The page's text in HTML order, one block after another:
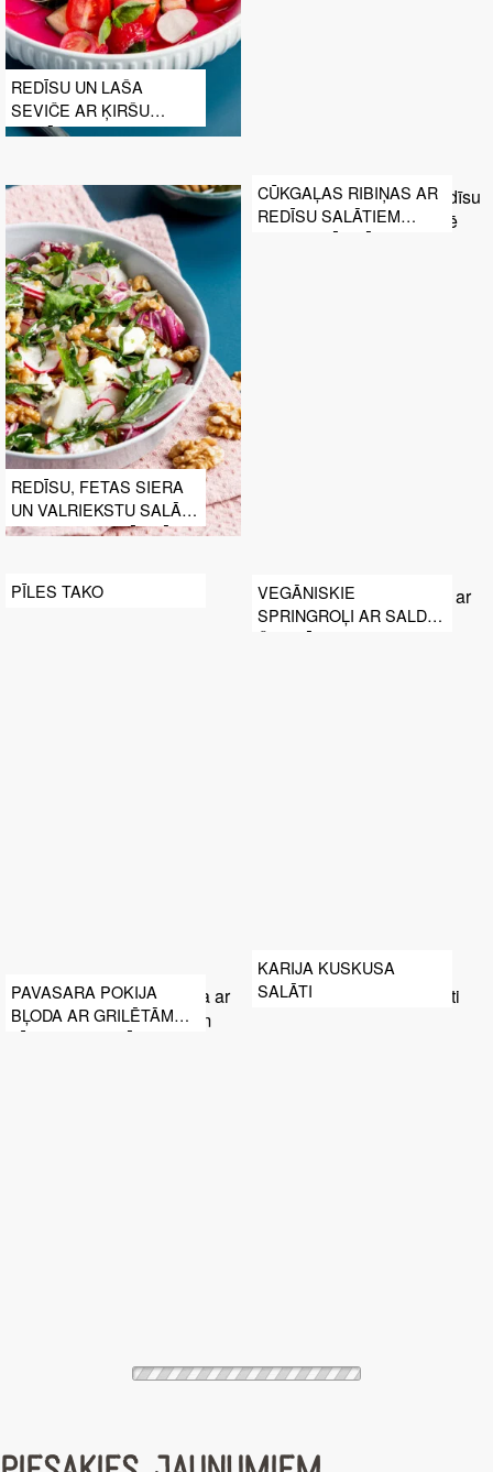
REDĪSU UN LAŠA
SEVIČE AR ĶIRŠU
TOMĀTIEM, SARKANO
REDĪSU, FETAS SIERA
UN VALRIEKSTU SALĀTI
ESTRAGONA MĒRCĒ
CŪKGAĻAS RIBIŅAS AR
REDĪSU SALĀTIEM
RANCH MĒRCĒ
PĪLES TAKO
VEGĀNISKIE
SPRINGROĻI AR SALDO
ČILI MĒRCI
PAVASARA POKIJA
BĻODA AR GRILĒTĀM
TĪĢERGARNELĒM
KARIJA KUSKUSA
SALĀTI